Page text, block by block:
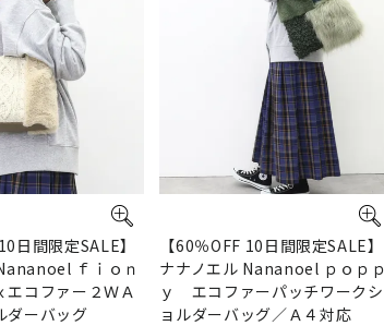
日間限定SALE】
ｆｉｏｎ
コファー２ＷＡ
ダーバッグ
【60％OFF 10日間限定SALE】
ナナノエル Nananoel ｐｏｐｐ
ｙ エコファーパッチワークシ
ョルダーバッグ／Ａ４対応